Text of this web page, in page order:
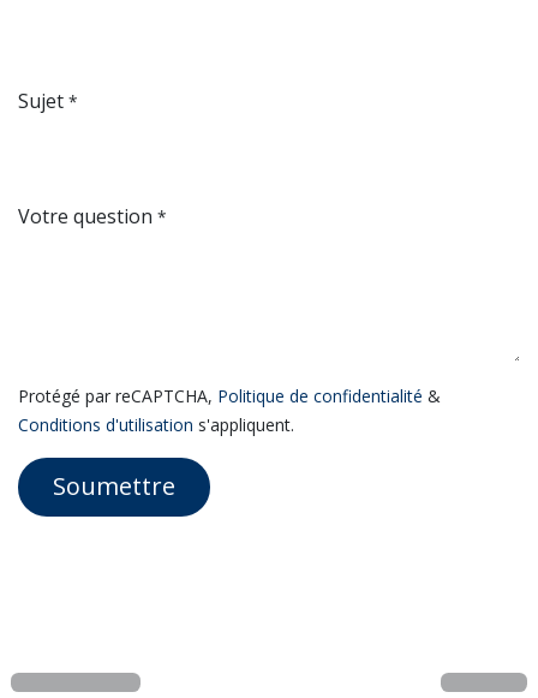
Sujet *
Votre question *
Protégé par reCAPTCHA, Politique de confidentialité &
Conditions d'utilisation s'appliquent.
Soumettre